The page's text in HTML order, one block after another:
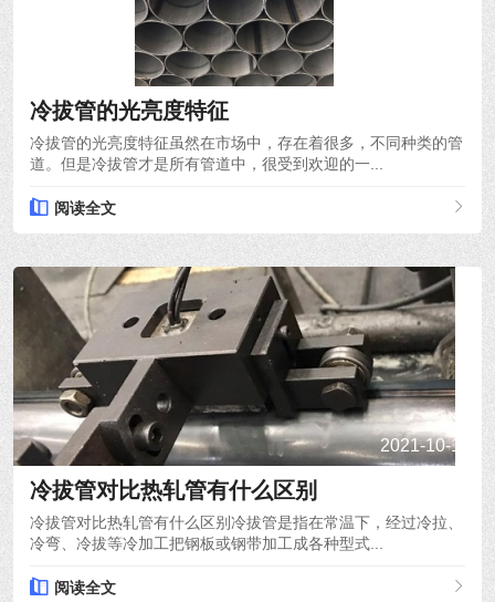
冷拔管的光亮度特征
冷拔管的光亮度特征虽然在市场中，存在着很多，不同种类的管
道。但是冷拔管才是所有管道中，很受到欢迎的一...
阅读全文
2021-10-15
冷拔管对比热轧管有什么区别
冷拔管对比热轧管有什么区别冷拔管是指在常温下，经过冷拉、
冷弯、冷拔等冷加工把钢板或钢带加工成各种型式...
阅读全文